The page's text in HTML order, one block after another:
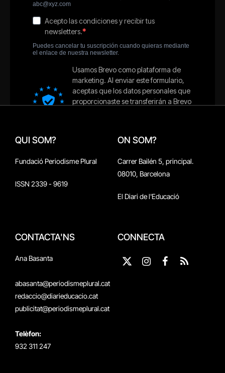
QUI SOM?
Fundació Periodisme Plural
ISSN 2339 - 9619
ON SOM?
Carrer Bailén 5, principal.
08010, Barcelona
El Diari de l'Educació
CONTACTA'NS
Ana Basanta
abasanta@periodismeplural.cat
redaccio@diarieducacio.cat
publicitat@periodismeplural.cat
Telèfon:
932 311 247
CONNECTA
X
Instagram
Facebook
RSS